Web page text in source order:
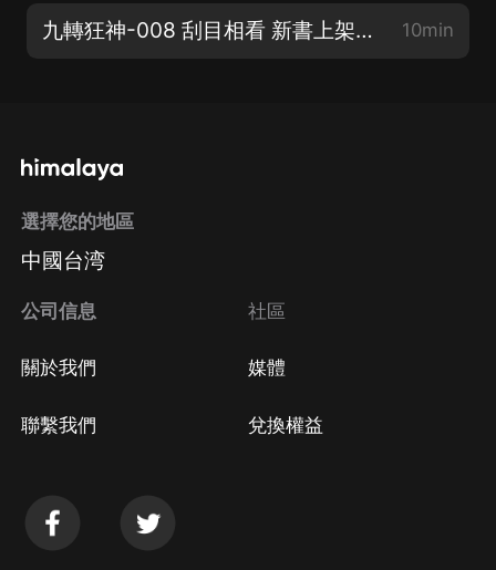
九轉狂神-008 刮目相看 新書上架（重生就要對自己狠一點） 10min
選擇您的地區
中國台湾
公司信息
關於我們
聯繫我們
社區
媒體
兌換權益